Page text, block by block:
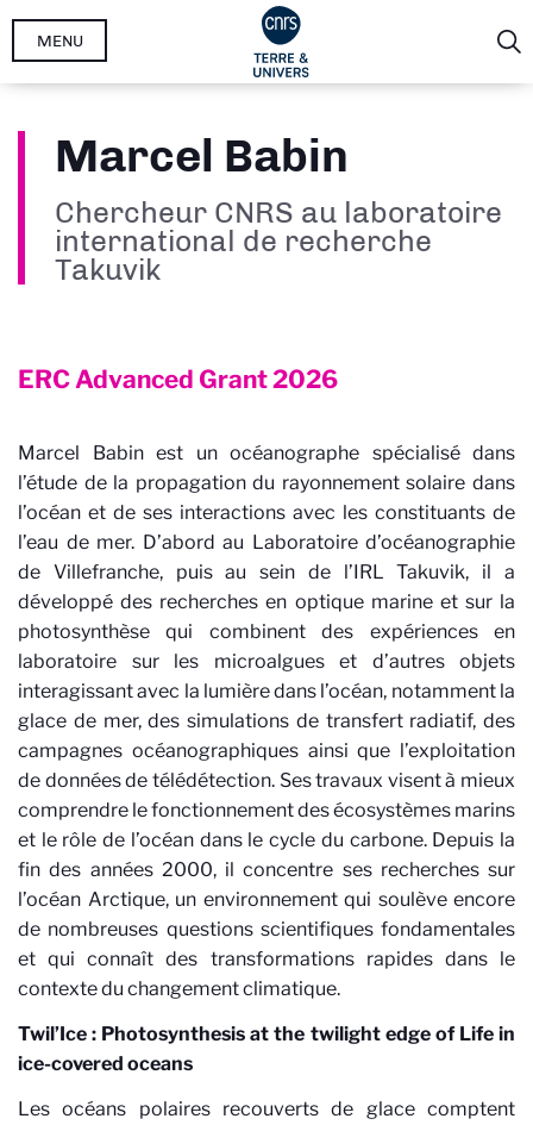
Aller
MENU
Marcel Babin
Chercheur CNRS au laboratoire
international de recherche
Takuvik
ERC Advanced Grant2026
Marcel Babin est un océanographe spécialisé dans
l’étude de la propagation du rayonnement solaire dans
l’océan et de ses interactions avec les constituants de
l’eau de mer. D’abord au Laboratoire d’océanographie
de Villefranche, puis au sein de l’IRL Takuvik, il a
développé des recherches en optique marine et sur la
photosynthèse qui combinent des expériences en
laboratoire sur les microalgues et d’autres objets
interagissant avec la lumière dans l’océan, notamment la
glace de mer, des simulations de transfert radiatif, des
campagnes océanographiques ainsi que l’exploitation
de données de télédétection. Ses travaux visent à mieux
comprendre le fonctionnement des écosystèmes marins
et le rôle de l’océan dans le cycle du carbone. Depuis la
fin des années 2000, il concentre ses recherches sur
l’océan Arctique, un environnement qui soulève encore
de nombreuses questions scientifiques fondamentales
et qui connaît des transformations rapides dans le
contexte du changement climatique.
Twil’Ice : Photosynthesis at the twilight edge of Life in
ice-covered oceans
Les océans polaires recouverts de glace comptent